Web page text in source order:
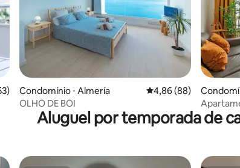
avaliação média de 5, 53 avaliações
Condomínio ⋅ Almería 4,86 de uma
4,86 (88)
OLHO DE BOI
Aluguel por temporada de